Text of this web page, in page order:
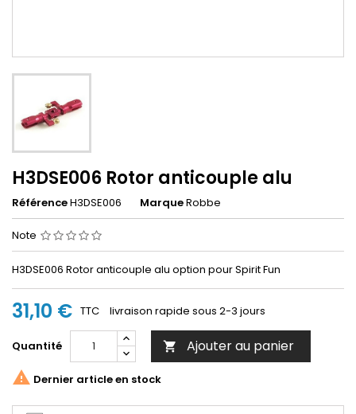
H3DSE006 Rotor anticouple alu
RéférenceH3DSE006 MarqueRobbe
Note
H3DSE006 Rotor anticouple alu option pour Spirit Fun
31,10 € TTC livraison rapide sous 2-3 jours
Quantité  Ajouter au panier
 Dernier article en stock